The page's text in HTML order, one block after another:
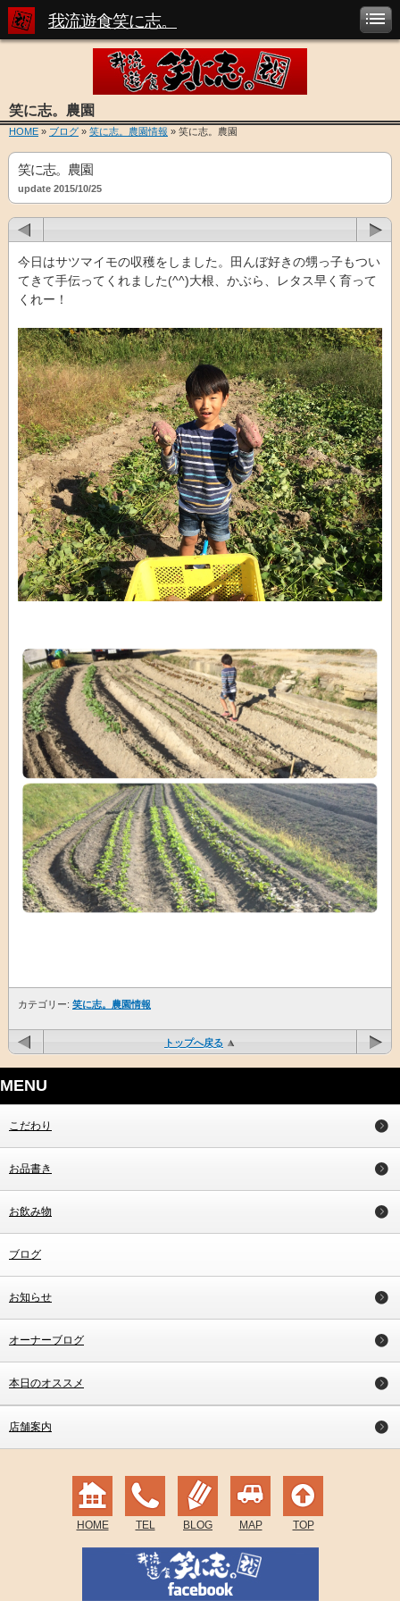
我流遊食笑に志。
笑に志。農園
HOME » ブログ » 笑に志。農園情報 » 笑に志。農園
笑に志。農園
update 2015/10/25
今日はサツマイモの収穫をしました。田んぼ好きの甥っ子もつい
てきて手伝ってくれました(^^)大根、かぶら、レタス早く育って
くれー！
カテゴリー: 笑に志。農園情報
トップへ戻る
MENU
こだわり
お品書き
お飲み物
ブログ
お知らせ
オーナーブログ
本日のオススメ
店舗案内
HOME TEL BLOG MAP TOP